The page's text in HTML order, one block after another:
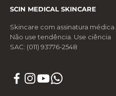
SCIN MEDICAL SKINCARE
Skincare com assinatura médica.
Não use tendência. Use ciência
SAC: (011) 93776-2548